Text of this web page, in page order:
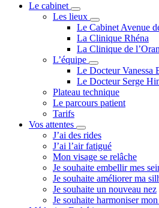
Le cabinet
Les lieux
Le Cabinet Avenue
La Clinique Rhéna
La Clinique de
L’équipe
Le Docteur Vanessa
Le Docteur Serge
Plateau technique
Le parcours patient
Tarifs
Vos attentes
J’ai des rides
J’ai l’air fatigué
Mon visage se relâche
Je souhaite embellir mes
Je souhaite améliorer ma
Je souhaite un nouveau nez
Je souhaite harmoniser